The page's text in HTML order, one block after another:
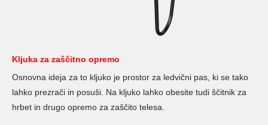
Kljuka za zaščitno opremo
Osnovna ideja za to kljuko je prostor za ledvični pas, ki se tako
lahko prezrači in posuši. Na kljuko lahko obesite tudi ščitnik za
hrbet in drugo opremo za zaščito telesa.